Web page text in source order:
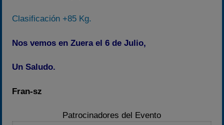
Clasificación +85 Kg.
Nos vemos en Zuera el 6 de Julio,
Un Saludo.
Fran-sz
Patrocinadores del Evento